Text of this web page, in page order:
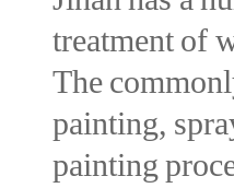
treatment of
The
painting,
painting